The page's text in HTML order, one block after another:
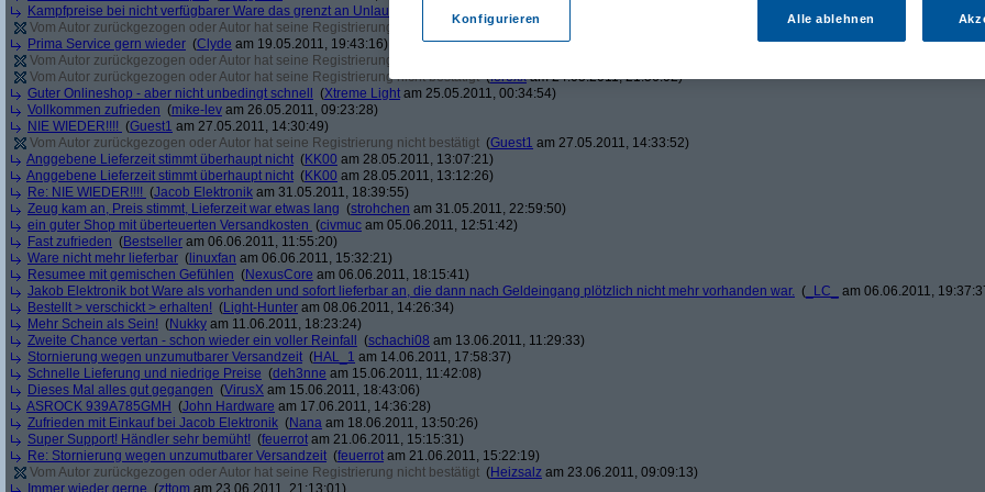
Kampfpreise bei nicht verfügbarer Ware das grenzt an Unlauterem Wettbewerb!
(
Vom Autor zurückgezogen oder Autor hat seine Registrierung nicht bestätigt (blouhoschie
Prima Service gern wieder (Clyde am 19.05.2011, 19:43:16)
Vom Autor zurückgezogen oder Autor hat seine Registrierung nicht bestätigt
Vom Autor zurückgezogen oder Autor hat seine Registrierung nicht bestätigt(ferexxam 24.05.2011, 21:56:02)
Guter Onlineshop - aber nicht unbedingt schnell
(Xtreme Light am 25.05.2011, 00:34:54)
Vollkommen zufrieden (mike-lev am 26.05.2011, 09:23:28)
NIE WIEDER!!!! (Guest1 am 27.05.2011, 14:30:49)
Vom Autor zurückgezogen oder Autor hat seine Registrierung nicht bestätigt (Guest1 am 27.05.2011, 14:33:52)
Anggebene Lieferzeit stimmt überhaupt nicht (KK00 am 28.05.2011, 13:07:21)
Anggebene Lieferzeit stimmt überhaupt nicht (KK00 am 28.05.2011, 13:12:26)
Re: NIE WIEDER!!!! (Jacob Elektronik am 31.05.2011, 18:39:55)
Zeug kam an, Preis stimmt, Lieferzeit war etwas lang (strohchen am 31.05.2011, 22:59:50)
ein guter Shop mit überteuerten Versandkosten (civmuc am 05.06.2011, 12:51:42)
Fast zufrieden (Bestseller am 06.06.2011, 11:55:20)
Ware nicht mehr lieferbar ( linuxfan am 06.06.2011, 15:32:21)
Resumee mit gemischen Gefühlen (NexusCore am 06.06.2011, 18:15:41)
Jakob Elektronik bot Ware als vorhanden und sofort lieferbar an, die dann nach Geldeingang plötzlich nicht mehr vorhanden war. ( _LC_
am 06.06.2011,
Bestellt > verschickt > erhalten! (Light-Hunter am 08.06.2011, 14:26:34)
Mehr Schein als Sein! (Nukky am 11.06.2011, 18:23:24)
Zweite Chance vertan - schon wieder ein voller Reinfall
(schachi08 am 13.06.2011, 11:29:33)
Stornierung wegen unzumutbarer Versandzeit (HAL_1 am 14.06.2011, 17:58:37)
Schnelle Lieferung und niedrige Preise (deh3nne am 15.06.2011, 11:42:08)
Dieses Mal alles gut gegangen (VirusX am 15.06.2011, 18:43:06)
ASROCK 939A785GMH (John Hardware am 17.06.2011, 14:36:28)
Zufrieden mit Einkauf bei Jacob Elektronik (Nana am 18.06.2011, 13:50:26)
Super Support! Händler sehr bemüht! (feuerrot am 21.06.2011, 15:15:31)
Re: Stornierung wegen unzumutbarer Versandzeit (feuerrot am 21.06.2011, 15:22:19)
Vom Autor zurückgezogen oder Autor hat seine Registrierung nicht bestätigt (Heizsalz am 23.06.2011, 09:09:13)
Immer wieder gerne (zttom am 23.06.2011, 21:13:01)
Konfigurieren Alle ablehnen